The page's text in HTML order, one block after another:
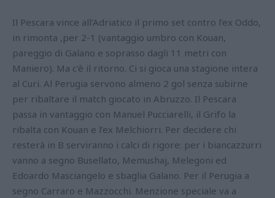
Il Pescara vince all’Adriatico il primo set contro l’ex Oddo,
in rimonta ,per 2-1 (vantaggio umbro con Kouan,
pareggio di Galano e soprasso dagli 11 metri con
Maniero). Ma c'è il ritorno. Ci si gioca una stagione intera
al Curi. Al Perugia servono almeno 2 gol senza subirne
per ribaltare il match giocato in Abruzzo. Il Pescara
passa in vantaggio con Manuel Pucciarelli, il Grifo la
ribalta con Kouan e l’ex Melchiorri. Per decidere chi
resterà in B serviranno i calci di rigore: per i biancazzurri
vanno a segno Busellato, Memushaj, Melegoni ed
Edoardo Masciangelo e sbaglia Galano. Per il Perugia a
segno Carraro e Mazzocchi. Menzione speciale va a